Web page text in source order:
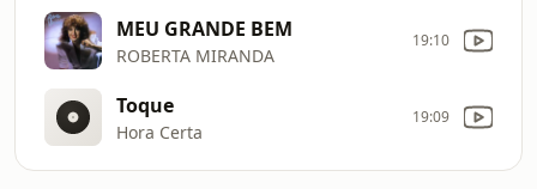
MEU GRANDE BEM
ROBERTA MIRANDA
19:10
Toque
Hora Certa
19:09